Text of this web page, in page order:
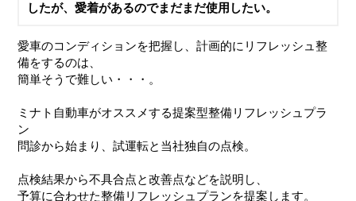
したが、愛着があるのでまだまだ使用したい。
愛車のコンディションを把握し、計画的にリフレッシュ整
備をするのは、
簡単そうで難しい・・・。
ミナト自動車がオススメする提案型整備リフレッシュプラ
ン
問診から始まり、試運転と当社独自の点検。
点検結果から不具合点と改善点などを説明し、
予算に合わせた整備リフレッシュプランを提案します。